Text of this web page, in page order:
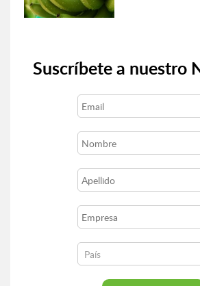
Suscríbete a nuestro